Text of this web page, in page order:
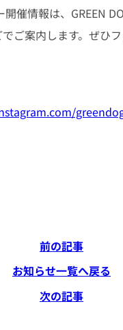
催情報は、GREEN
ご案内します。ぜひ
前の記事
お知らせ一覧へ戻る
次の記事